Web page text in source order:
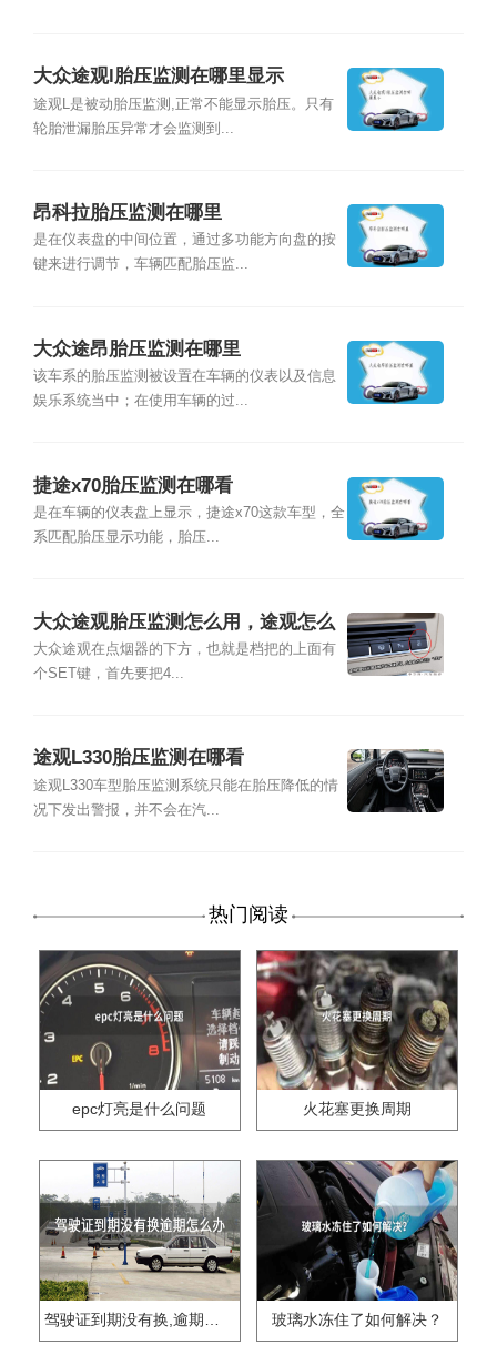
大众途观l胎压监测在哪里显示
途观L是被动胎压监测,正常不能显示胎压。只有
轮胎泄漏胎压异常才会监测到...
昂科拉胎压监测在哪里
是在仪表盘的中间位置，通过多功能方向盘的按
键来进行调节，车辆匹配胎压监...
大众途昂胎压监测在哪里
该车系的胎压监测被设置在车辆的仪表以及信息
娱乐系统当中；在使用车辆的过...
捷途x70胎压监测在哪看
是在车辆的仪表盘上显示，捷途x70这款车型，全
系匹配胎压显示功能，胎压...
大众途观胎压监测怎么用，途观怎么
看胎压监测
大众途观在点烟器的下方，也就是档把的上面有
个SET键，首先要把4...
途观L330胎压监测在哪看
途观L330车型胎压监测系统只能在胎压降低的情
况下发出警报，并不会在汽...
热门阅读
epc灯亮是什么问题 火花塞更换周期
玻璃水冻住了如何解决？